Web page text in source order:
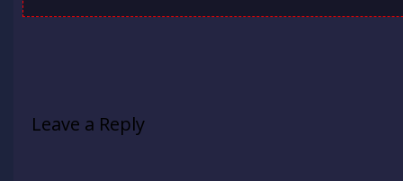
Leave a Reply